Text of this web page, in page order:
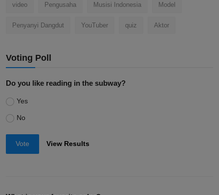
video Pengusaha Musisi Indonesia Model
Penyanyi Dangdut YouTuber quiz Aktor
Voting Poll
Do you like reading in the subway?
Yes
No
Vote View Results